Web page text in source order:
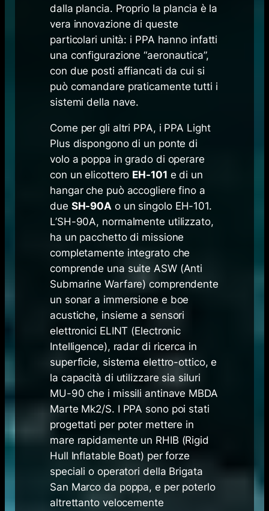
dalla plancia. Proprio la plancia è la
vera innovazione di queste
particolari unità: i PPA hanno infatti
una configurazione “aeronautica”,
con due posti affiancati da cui si
può comandare praticamente tutti i
sistemi della nave.
Come per gli altri PPA, i PPA Light
Plus dispongono di un ponte di
volo a poppa in grado di operare
con un elicottero EH-101 e di un
hangar che può accogliere fino a
due SH-90A o un singolo EH-101.
L’SH-90A, normalmente utilizzato,
ha un pacchetto di missione
completamente integrato che
comprende una suite ASW (Anti
Submarine Warfare) comprendente
un sonar a immersione e boe
acustiche, insieme a sensori
elettronici ELINT (Electronic
Intelligence), radar di ricerca in
superficie, sistema elettro-ottico, e
la capacità di utilizzare sia siluri
MU-90 che i missili antinave MBDA
Marte Mk2/S. I PPA sono poi stati
progettati per poter mettere in
mare rapidamente un RHIB (Rigid
Hull Inflatable Boat) per forze
speciali o operatori della Brigata
San Marco da poppa, e per poterlo
altrettanto velocemente